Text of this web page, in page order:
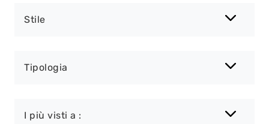
Stile
Tipologia
I più visti a :